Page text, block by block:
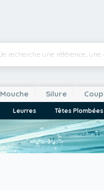
Mouche Silure Coup
Leurres Têtes Plombées